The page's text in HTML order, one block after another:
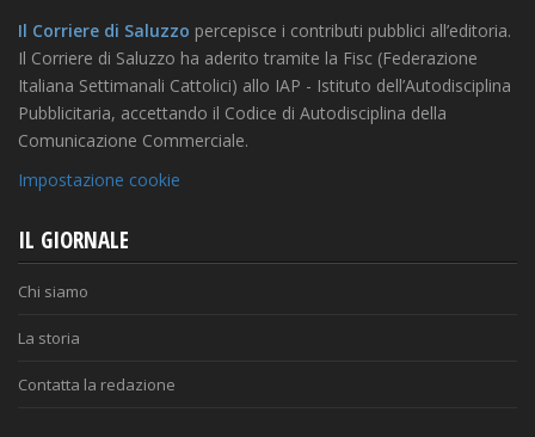
Il Corriere di Saluzzo percepisce i contributi pubblici all’editoria.
Il Corriere di Saluzzo ha aderito tramite la Fisc (Federazione
Italiana Settimanali Cattolici) allo IAP - Istituto dell’Autodisciplina
Pubblicitaria, accettando il Codice di Autodisciplina della
Comunicazione Commerciale.
Impostazione cookie
IL GIORNALE
Chi siamo
La storia
Contatta la redazione